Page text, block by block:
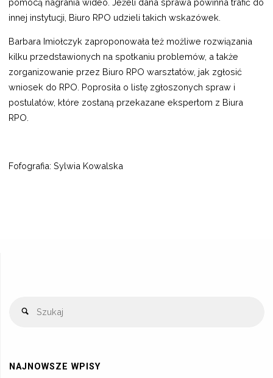
pomocą nagrania wideo. Jeżeli dana sprawa powinna trafić do
innej instytucji, Biuro RPO udzieli takich wskazówek.
Barbara Imiołczyk zaproponowała też możliwe rozwiązania
kilku przedstawionych na spotkaniu problemów, a także
zorganizowanie przez Biuro RPO warsztatów, jak zgłosić
wniosek do RPO. Poprosiła o listę zgłoszonych spraw i
postulatów, które zostaną przekazane ekspertom z Biura
RPO.
Fofografia: Sylwia Kowalska
NAJNOWSZE WPISY